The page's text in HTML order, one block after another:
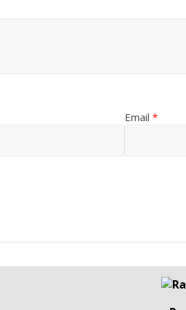
Email *